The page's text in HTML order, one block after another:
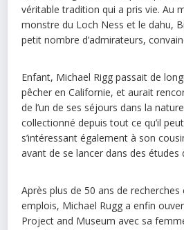
véritable tradition qui a pris vie. Au
monstre du Loch Ness et le dahu,
petit nombre d’admirateurs,
Enfant, Michael Rigg passait de
pêcher en Californie, et aurait
de l’un de ses séjours dans la
collectionné depuis tout ce qu’il
s’intéressant également à son
avant de se lancer dans des
Après plus de 50 ans de recherches
emplois, Michael Rugg a enfin
Project and Museum avec sa